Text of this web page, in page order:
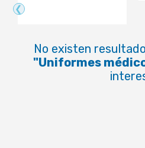
❮
No existen
"Uniformes